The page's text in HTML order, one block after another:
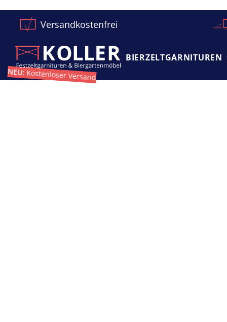
Versandkostenfrei
NEU:Kostenloser Versand
BIERZELT­GARNITUREN